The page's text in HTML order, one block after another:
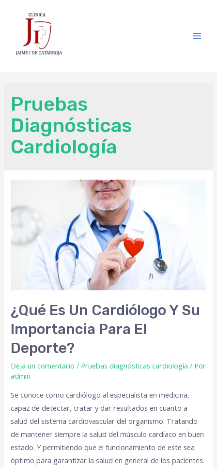
Pruebas
Diagnósticas
Cardiología
¿Qué Es Un Cardiólogo Y Su
Importancia Para El
Deporte?
Deja un comentario / Pruebas diagnósticas cardiología / Por
admin
Se conoce como cardiólogo al especialista en medicina,
capaz de detectar, tratar y dar resultados en cuanto a
salud del sistema cardiovascular del organismo. Tratando
de mantener siempre la salud del músculo cardíaco en buen
estado. Y permitiendo que el funcionamiento de este sea
óptimo para garantizar la salud en general de los pacientes.